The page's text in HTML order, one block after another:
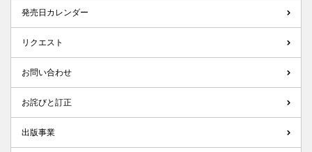
発売日カレンダー
リクエスト
お問い合わせ
お詫びと訂正
出版事業